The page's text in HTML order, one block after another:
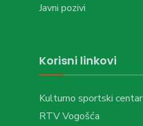
Javni pozivi
Korisni linkovi
Kulturno sportski centar
RTV Vogošća